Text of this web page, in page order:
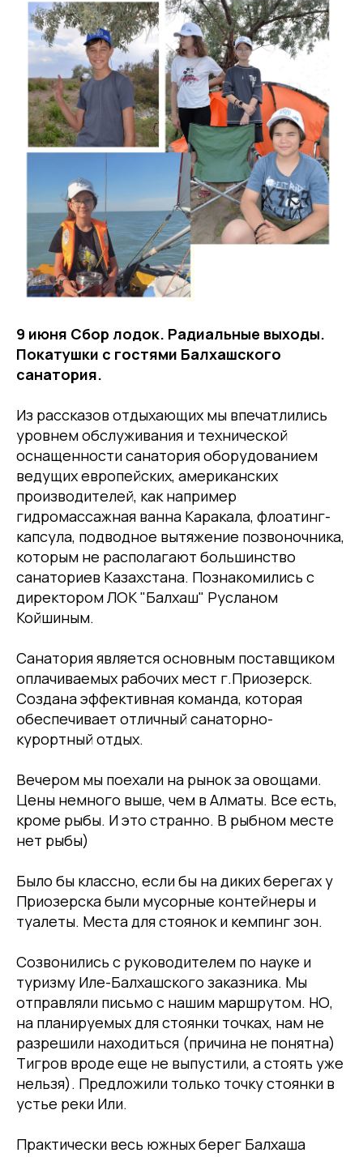
9 июня Сбор лодок. Радиальные выходы.
Покатушки с гостями Балхашского
санатория.
Из рассказов отдыхающих мы впечатлились
уровнем обслуживания и технической
оснащенности санатория оборудованием
ведущих европейских, американских
производителей, как например
гидромассажная ванна Каракала, флоатинг-
капсула, подводное вытяжение позвоночника,
которым не располагают большинство
санаториев Казахстана. Познакомились с
директором ЛОК "Балхаш" Русланом
Койшиным.
Санатория является основным поставщиком
оплачиваемых рабочих мест г.Приозерск.
Создана эффективная команда, которая
обеспечивает отличный санаторно-
курортный отдых.
Вечером мы поехали на рынок за овощами.
Цены немного выше, чем в Алматы. Все есть,
кроме рыбы. И это странно. В рыбном месте
нет рыбы)
Было бы классно, если бы на диких берегах у
Приозерска были мусорные контейнеры и
туалеты. Места для стоянок и кемпинг зон.
Созвонились с руководителем по науке и
туризму Иле-Балхашского заказника. Мы
отправляли письмо с нашим маршрутом. НО,
на планируемых для стоянки точках, нам не
разрешили находиться (причина не понятна)
Тигров вроде еще не выпустили, а стоять уже
нельзя). Предложили только точку стоянки в
устье реки Или.
Практически весь южных берег Балхаша